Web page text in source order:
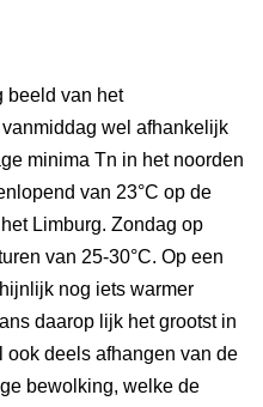
beeld van het
wel afhankelijk
minima Tn in het noorden
van 23°C op de
Limburg. Zondag op
van 25-30°C. Op een
nog iets warmer
daarop lijk het grootst in
deels afhangen van de
bewolking, welke de